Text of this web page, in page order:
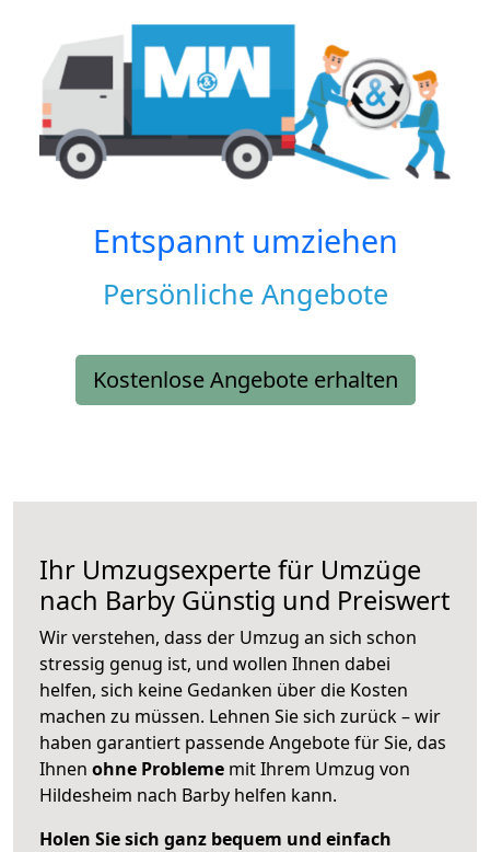
Entspannt umziehen
Persönliche Angebote
Kostenlose Angebote erhalten
Ihr Umzugsexperte für Umzüge
nach Barby Günstig und Preiswert
Wir verstehen, dass der Umzug an sich schon
stressig genug ist, und wollen Ihnen dabei
helfen, sich keine Gedanken über die Kosten
machen zu müssen. Lehnen Sie sich zurück – wir
haben garantiert passende Angebote für Sie, das
Ihnen ohne Probleme mit Ihrem Umzug von
Hildesheim nach Barby helfen kann.
Holen Sie sich ganz bequem und einfach